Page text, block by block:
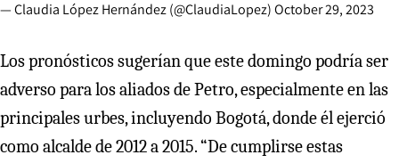
— Claudia López Hernández (@ClaudiaLopez)October 29, 2023
Los pronósticos sugerían que este domingo podría ser
adverso para los aliados de Petro, especialmente en las
principales urbes, incluyendo Bogotá, donde él ejerció
como alcalde de 2012 a 2015. “De cumplirse estas